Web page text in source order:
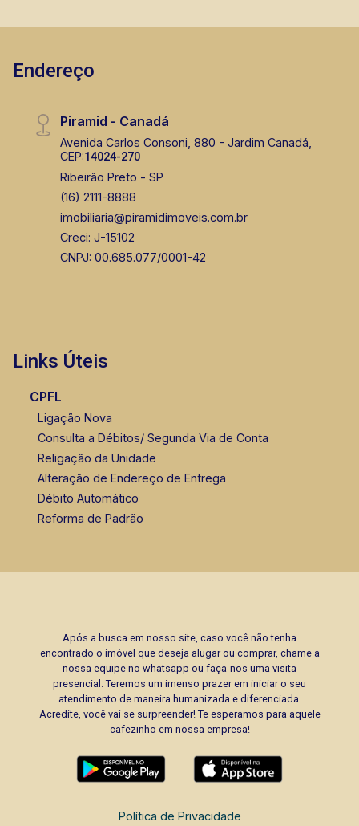
Endereço
Piramid - Canadá
Avenida Carlos Consoni, 880 - Jardim Canadá,
CEP:14024-270
Ribeirão Preto - SP
(16) 2111-8888
imobiliaria@piramidimoveis.com.br
Creci: J-15102
CNPJ: 00.685.077/0001-42
Links Úteis
CPFL
Ligação Nova
Consulta a Débitos/ Segunda Via de Conta
Religação da Unidade
Alteração de Endereço de Entrega
Débito Automático
Reforma de Padrão
Após a busca em nosso site, caso você não tenha
encontrado o imóvel que deseja alugar ou comprar, chame a
nossa equipe no whatsapp ou faça-nos uma visita
presencial. Teremos um imenso prazer em iniciar o seu
atendimento de maneira humanizada e diferenciada.
Acredite, você vai se surpreender! Te esperamos para aquele
cafezinho em nossa empresa!
Política de Privacidade